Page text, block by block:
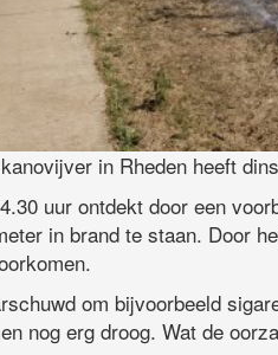
in Rheden heeft
uur ontdekt door een
in brand te staan. Door
om bijvoorbeeld
nog erg droog. Wat de